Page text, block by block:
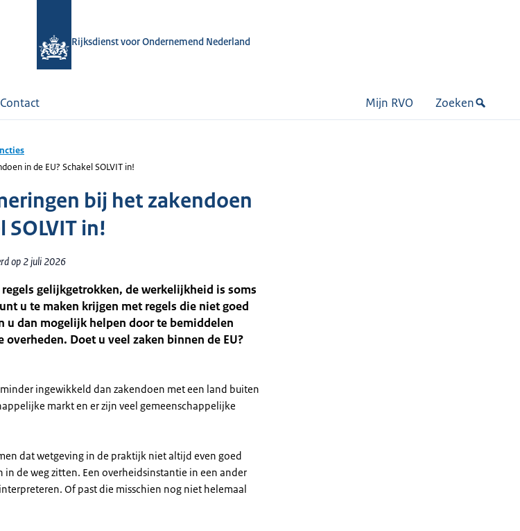
Rijksdienst voor Ondernemend Nederland
Contact Mijn RVO Zoeken
in de EU? Schakel SOLVIT in!
bij het zakendoen
SOLVIT in!
op 2 juli 2026
gelijkgetrokken, de werkelijkheid is soms
u te maken krijgen met regels die niet goed
u dan mogelijk helpen door te bemiddelen
overheden. Doet u veel zaken binnen de EU?
ingewikkeld dan zakendoen met een land buiten
markt en er zijn veel gemeenschappelijke
dat wetgeving in de praktijk niet altijd even goed
in de weg zitten. Een overheidsinstantie in een ander
Of past die misschien nog niet helemaal